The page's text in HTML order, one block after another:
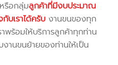
รือกลุ่มลูกค้าที่มีงบประมาณ
บเราได้ครับ งานขนของทุก
าพร้อมให้บริการลูกค้าทุกท่าน
านขนย้ายของท่านให้เป็น